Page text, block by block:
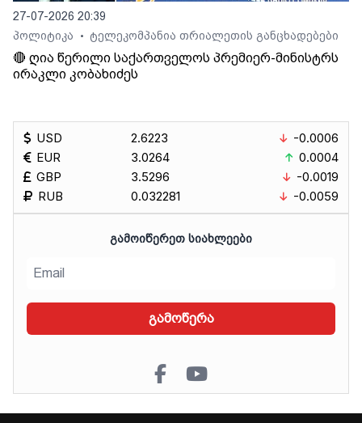
27-07-2026 20:39
პოლიტიკა
• ტელეკომპანია თრიალეთის განცხადებები
🔴 ღია წერილი საქართველოს პრემიერ-მინისტრს
ირაკლი კობახიძეს
USD
EUR
GBP
RUB
2.6223
3.0264
3.5296
0.032281
-0.0006
0.0004
-0.0019
-0.0059
ᲒᲐᲛᲝᲘᲬᲔᲠᲔᲗ ᲡᲘᲐᲮᲚᲔᲔᲑᲘ
გამოწერა